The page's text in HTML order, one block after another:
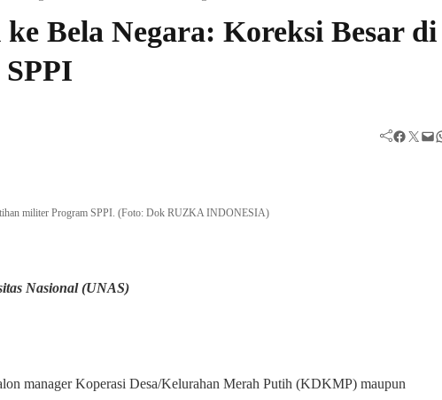
Bela Negara: Koreksi Besar di
Facebook Twitter Mail WhatsApp
militer Program SPPI. (Foto: Dok RUZKA INDONESIA)
Nasional (UNAS)
manager Koperasi Desa/Kelurahan Merah Putih (KDKMP) maupun